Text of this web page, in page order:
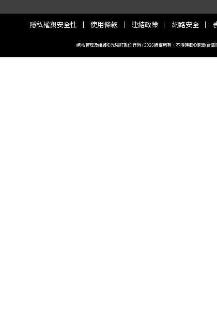
隱私權與安全性 使用條款 連結政策 網路安全
網站管理及維護©光曜町數位行銷 / 2026版權所有．不得轉載©滙豐(台灣